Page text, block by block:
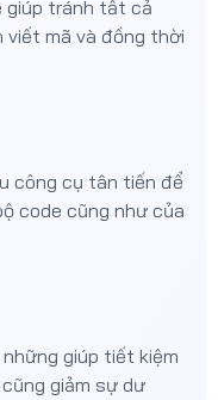
giúp tránh tất cả
mã và đồng thời
công cụ tân tiến để
code cũng như của
giúp tiết kiệm
giảm sự dư